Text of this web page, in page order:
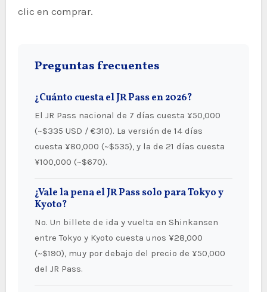
clic en comprar.
Preguntas frecuentes
¿Cuánto cuesta el JR Pass en 2026?
El JR Pass nacional de 7 días cuesta ¥50,000
(~$335 USD / €310). La versión de 14 días
cuesta ¥80,000 (~$535), y la de 21 días cuesta
¥100,000 (~$670).
¿Vale la pena el JR Pass solo para Tokyo y
Kyoto?
No. Un billete de ida y vuelta en Shinkansen
entre Tokyo y Kyoto cuesta unos ¥28,000
(~$190), muy por debajo del precio de ¥50,000
del JR Pass.